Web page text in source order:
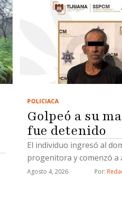
POLICIACA
Golpeó a su
fue detenido
El individuo ingresó al
progenitora y comenzó a
Agosto 4, 2026 Por: